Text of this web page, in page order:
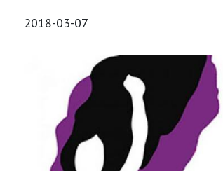
2018-03-07